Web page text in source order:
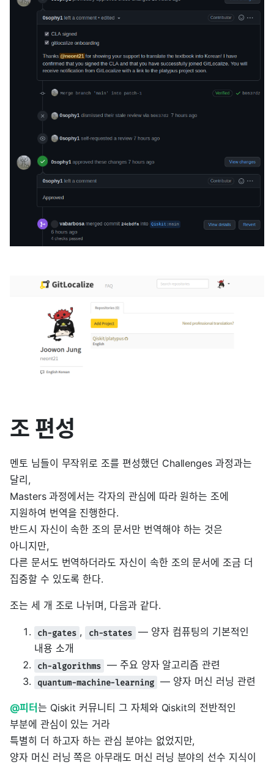
조 편성
멘토 님들이 무작위로 조를 편성했던 Challenges 과정과는
달리,
Masters 과정에서는 각자의 관심에 따라 원하는 조에
지원하여 번역을 진행한다.
반드시 자신이 속한 조의 문서만 번역해야 하는 것은
아니지만,
다른 문서도 번역하더라도 자신이 속한 조의 문서에 조금 더
집중할 수 있도록 한다.
조는 세 개 조로 나뉘며, 다음과 같다.
ch-gates , ch-states ― 양자 컴퓨팅의 기본적인
내용 소개
ch-algorithms ― 주요 양자 알고리즘 관련
quantum-machine-learning ― 양자 머신 러닝 관련
@피터 는 Qiskit 커뮤니티 그 자체와 Qiskit의 전반적인
부분에 관심이 있는 거라
특별히 더 하고자 하는 관심 분야는 없었지만,
양자 머신 러닝 쪽은 아무래도 머신 러닝 분야의 선수 지식이